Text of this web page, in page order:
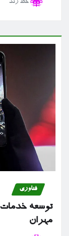
خط رند
فناوری
توسعه خدمات
مهران